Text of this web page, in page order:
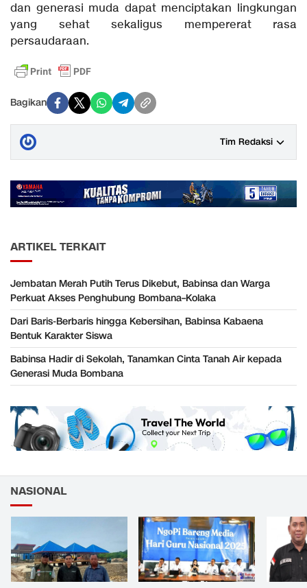
dan generasi muda dapat menciptakan lingkungan
yang sehat sekaligus mempererat rasa
persaudaraan.
Bagikan
Tim Redaksi
ARTIKEL TERKAIT
Jembatan Merah Putih Terus Dikebut, Babinsa dan Warga
Perkuat Akses Penghubung Bombana–Kolaka
Dari Baris-Berbaris hingga Kebersihan, Babinsa Kabaena
Bentuk Karakter Siswa
Babinsa Hadir di Sekolah, Tanamkan Cinta Tanah Air kepada
Generasi Muda Bombana
NASIONAL